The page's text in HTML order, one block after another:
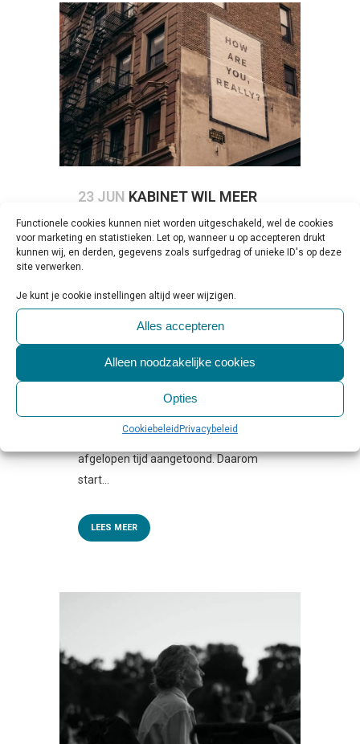
Functionele cookies kunnen niet worden uitgeschakeld, wel de cookies
voor marketing en statistieken. Let op, wanneer u op accepteren drukt
kunnen wij, en derden, gegevens zoals surfgedrag of unieke ID's op deze
site verwerken.
Je kunt je cookie instellingen altijd weer wijzigen.
Alles accepteren
Alleen noodzakelijke cookies
Opties
CookiebeleidPrivacybeleid
23 JUN KABINET WIL MEER
AANDACHT VOOR MENTALE
GEZONDHEID IN
MAATSCHAPPIJ
Geplaatst op 10:00h Beleid & Toezicht
, Regelgeving & Politiek
2 Likes Share
Persbericht Rijksoverheid De mentale
onder druk, met name onder jongeren
en jongvolwassenen. Dat hebben
verschillende onderzoeken de
afgelopen tijd aangetoond. Daarom
start...
LEES MEER